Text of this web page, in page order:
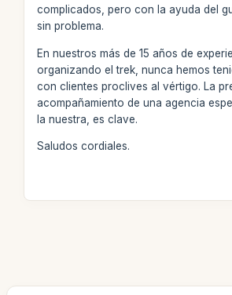
complicados, pero con la ayuda del
sin problema.
En nuestros más de 15 años de
organizando el trek, nunca hemos
con clientes proclives al vértigo. La
acompañamiento de una agencia
la nuestra, es clave.
Saludos cordiales.